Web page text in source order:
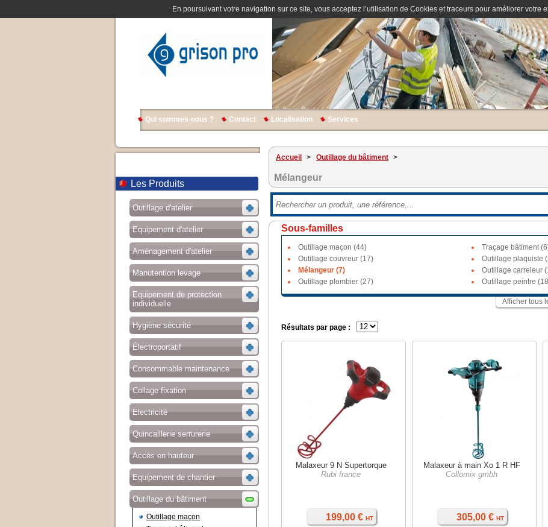
En poursuivant votre navigation sur ce site, vous acceptez l’utilisation de Cookies et traceurs pour améliorer votre
Qui sommes-nous ? Contact Localisation Services
Les Produits
Outillage d'atelier
Equipement d'atelier
Aménagement d'atelier
Manutention levage
Equipement de protection
individuelle
Hygiène sécurité
Électroportatif
Consommable maintenance
Collage fixation
Electricité
Quincaillerie serrurerie
Accès en hauteur
Equipement de chantier
Outillage du bâtiment
Outillage maçon
Accueil > Outillage du bâtiment >
Mélangeur
Sous-familles
Outillage maçon (44)
Traçage bâtiment
Outillage couvreur (17)
Outillage plaquiste
Mélangeur (7)
Outillage carreleur
Outillage plombier (27)
Outillage peintre
Afficher tous
Résultats par page :
Malaxeur 9 N Supertorque
Rubi france
199,00 € HT
Malaxeur à main Xo 1 R HF
Collomix gmbh
305,00 € HT